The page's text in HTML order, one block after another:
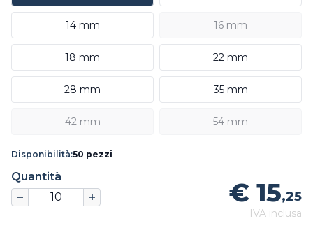
14 mm 16 mm
18 mm 22 mm
28 mm 35 mm
42 mm 54 mm
Disponibilità:50 pezzi
Quantità
€ 15,25
IVA inclusa